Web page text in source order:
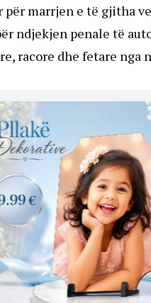
për marrjen e të gjitha
ndjekjen penale të
racore dhe fetare nga